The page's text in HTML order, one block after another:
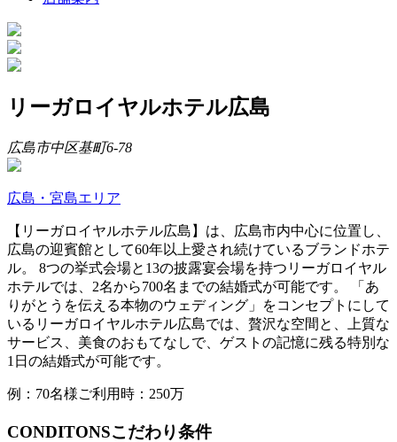
リーガロイヤルホテル広島
広島市中区基町6-78
広島・宮島エリア
【リーガロイヤルホテル広島】は、広島市内中心に位置し、
広島の迎賓館として60年以上愛され続けているブランドホテ
ル。 8つの挙式会場と13の披露宴会場を持つリーガロイヤル
ホテルでは、2名から700名までの結婚式が可能です。 「あ
りがとうを伝える本物のウェディング」をコンセプトにして
いるリーガロイヤルホテル広島では、贅沢な空間と、上質な
サービス、美食のおもてなしで、ゲストの記憶に残る特別な
1日の結婚式が可能です。
例：70名様ご利用時：250万
CONDITONSこだわり条件